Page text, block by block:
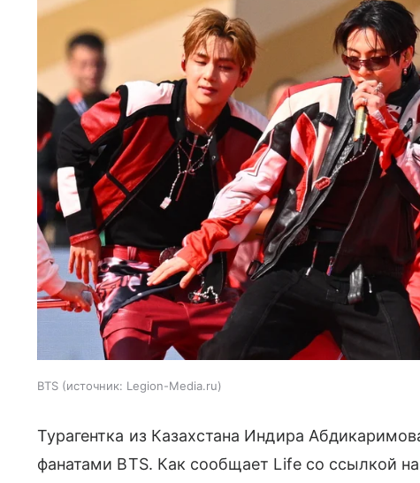
BTS источник: Legion-Media.ru
Турагентка из Казахстана Индира
фанатами BTS. Как сообщает Life со ссылкой